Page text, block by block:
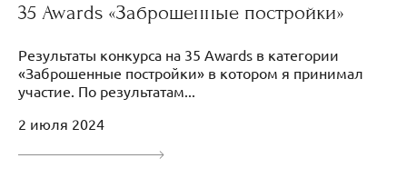
35 Awards «Заброшенные постройки»
Результаты конкурса на 35 Awards в категории
«Заброшенные постройки» в котором я принимал
участие. По результатам...
2 июля 2024